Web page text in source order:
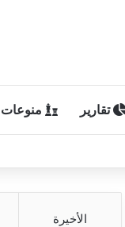
تقارير منوعات
الأخيرة